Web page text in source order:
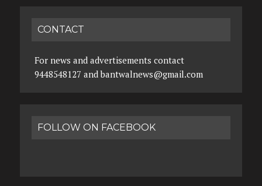
CONTACT
For news and advertisements contact
9448548127 and bantwalnews@gmail.com
FOLLOW ON FACEBOOK